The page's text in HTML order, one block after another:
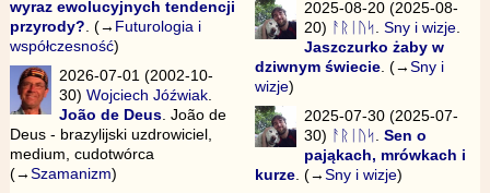
wyraz ewolucyjnych tendencji
przyrody?. (→ Futurologia i
współczesność)
2026-07-01 (2002-10-
30)Wojciech Jóźwiak.
João de Deus. João de
Deus - brazylijski uzdrowiciel,
medium, cudotwórca
(→Szamanizm)
2025-08-20 (2025-08-
20) ᚨᚱᛁᚢᛋ .Sny i wizje
Jaszczurko żaby w
dziwnym świecie. (→Sny i
wizje)
2025-07-30 (2025-07-
30) ᚨᚱᛁᚢᛋ .Sen o
pająkach, mrówkach i
kurze. (→Sny i wizje)